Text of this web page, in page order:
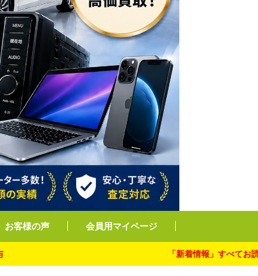
お客様の声 会員用マイページ
「新着情報」すべてお読み下さ